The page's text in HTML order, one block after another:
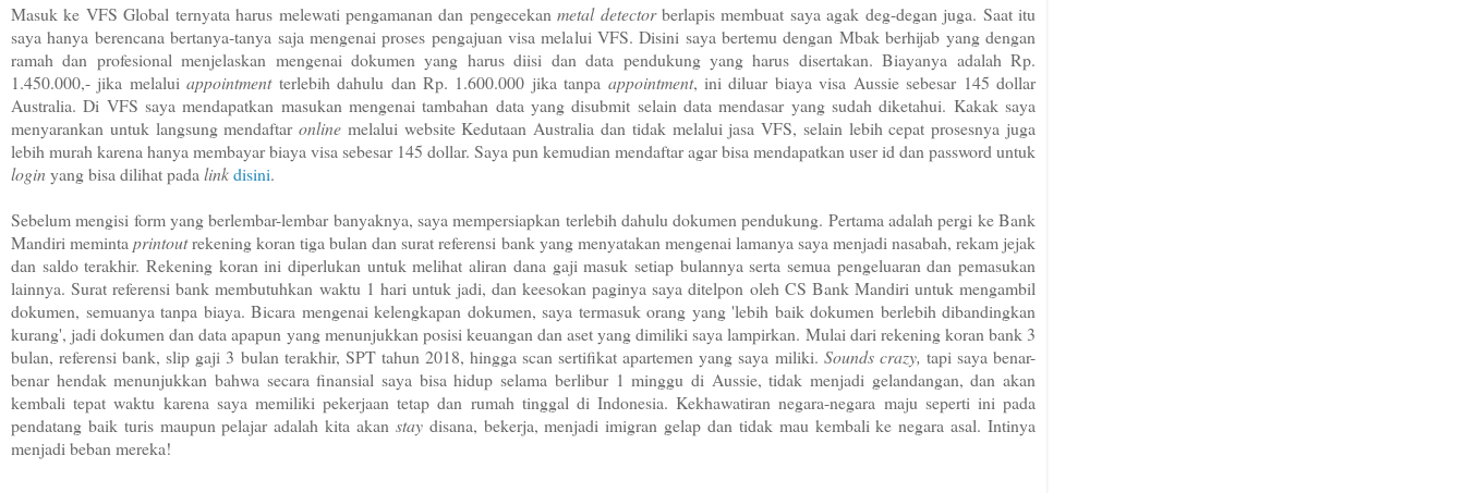
Masuk ke VFS Global ternyata harus melewati pengamanan dan pengecekanmetal detectorberlapis membuat saya agak deg-degan juga. Saat itu
saya hanya berencana bertanya-tanya saja mengenai proses pengajuan visa melalui VFS. Disini saya bertemu dengan Mbak berhijab yang dengan
ramah dan profesional menjelaskan mengenai dokumen yang harus diisi dan data pendukung yang harus disertakan. Biayanya adalah Rp.
1.450.000,- jika melaluiappointmentterlebih dahulu dan Rp. 1.600.000 jika tanpa appointment, ini diluar biaya visa Aussie sebesar 145 dollar
Australia. Di VFS saya mendapatkan masukan mengenai tambahan data yang disubmit selain data mendasar yang sudah diketahui. Kakak saya
menyarankan untuk langsung mendaftaronline melalui website Kedutaan Australia dan tidak melalui jasa VFS, selain lebih cepat prosesnya juga
lebih murah karena hanya membayar biaya visa sebesar 145 dollar. Saya pun kemudian mendaftar agar bisa mendapatkan user id dan password untuk
loginyang bisa dilihat pada linkdisini.
Sebelum mengisi form yang berlembar-lembar banyaknya, saya mempersiapkan terlebih dahulu dokumen pendukung. Pertama adalah pergi ke Bank
Mandiri memintaprintoutrekening koran tiga bulan dan surat referensi bank yang menyatakan mengenai lamanya saya menjadi nasabah, rekam jejak
dan saldo terakhir. Rekening koran ini diperlukan untuk melihat aliran dana gaji masuk setiap bulannya serta semua pengeluaran dan pemasukan
lainnya. Surat referensi bank membutuhkan waktu 1 hari untuk jadi, dan keesokan paginya saya ditelpon oleh CS Bank Mandiri untuk mengambil
dokumen, semuanya tanpa biaya. Bicara mengenai kelengkapan dokumen, saya termasuk orang yang 'lebih baik dokumen berlebih dibandingkan
kurang', jadi dokumen dan data apapun yang menunjukkan posisi keuangan dan aset yang dimiliki saya lampirkan. Mulai dari rekening koran bank 3
bulan, referensi bank, slip gaji 3 bulan terakhir, SPT tahun 2018, hingga scan sertifikat apartemen yang saya miliki. Sounds crazy, tapi saya benar-
benar hendak menunjukkan bahwa secara finansial saya bisa hidup selama berlibur 1 minggu di Aussie, tidak menjadi gelandangan, dan akan
kembali tepat waktu karena saya memiliki pekerjaan tetap dan rumah tinggal di Indonesia. Kekhawatiran negara-negara maju seperti ini pada
pendatang baik turis maupun pelajar adalah kita akan stay disana, bekerja, menjadi imigran gelap dan tidak mau kembali ke negara asal. Intinya
menjadi beban mereka!